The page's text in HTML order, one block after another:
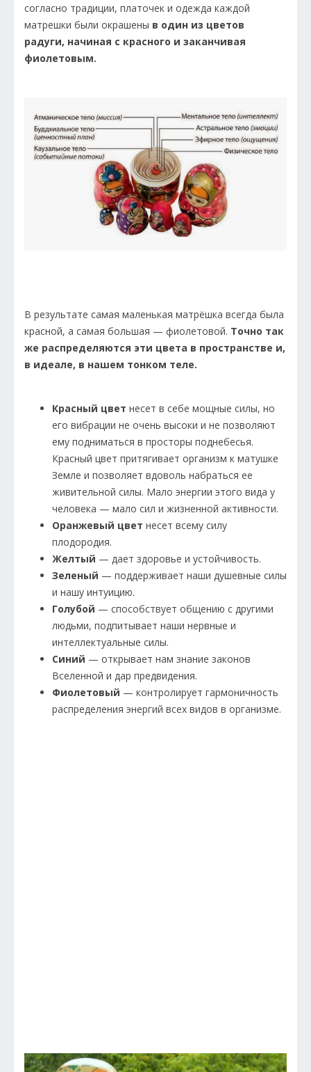
согласно традиции, платочек и одежда каждой
матрешки были окрашены в один из цветов
радуги, начиная с красного и заканчивая
фиолетовым.
В результате самая маленькая матрёшка всегда была
красной, а самая большая — фиолетовой. Точно так
же распределяются эти цвета в пространстве и,
в идеале, в нашем тонком теле.
Красный цвет несет в себе мощные силы, но
его вибрации не очень высоки и не позволяют
ему подниматься в просторы поднебесья.
Красный цвет притягивает организм к матушке
Земле и позволяет вдоволь набраться ее
живительной силы. Мало энергии этого вида у
человека — мало сил и жизненной активности.
Оранжевый цвет несет всему силу
плодородия.
Желтый — дает здоровье и устойчивость.
Зеленый — поддерживает наши душевные силы
и нашу интуицию.
Голубой — способствует общению с другими
людьми, подпитывает наши нервные и
интеллектуальные силы.
Синий — открывает нам знание законов
Вселенной и дар предвидения.
Фиолетовый — контролирует гармоничность
распределения энергий всех видов в организме.